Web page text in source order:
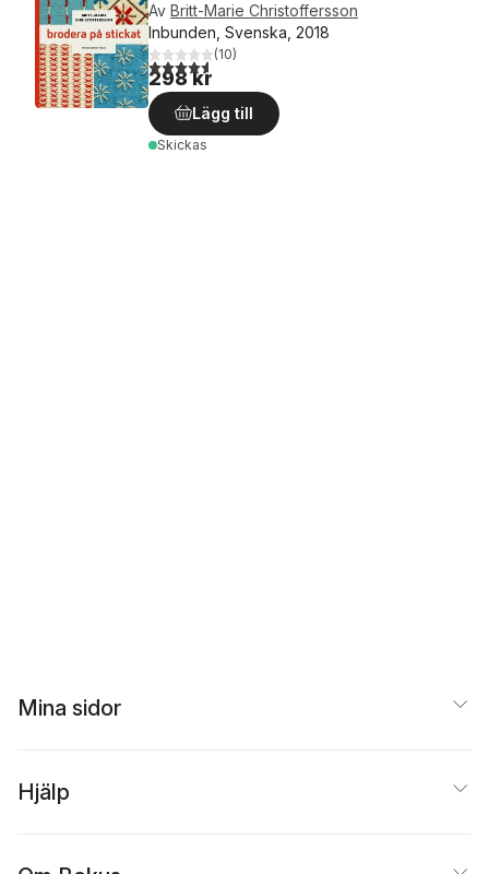
Av Britt-Marie Christoffersson
Inbunden, Svenska, 2018
4,6utav 5 stjärnor. Totalt antal röster:
(10)
298 kr
Lägg till
Skickas
Mina sidor
Hjälp